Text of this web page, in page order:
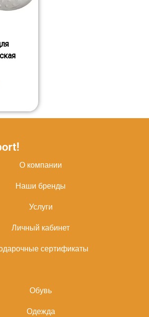
О компании
Наши бренды
Услуги
Личный кабинет
сертификаты
Обувь
Одежда